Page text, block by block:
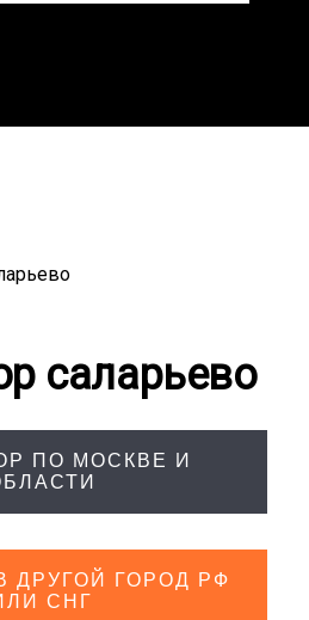
саларьево
ПО МОСКВЕ И
ДРУГОЙ ГОРОД РФ
СНГ